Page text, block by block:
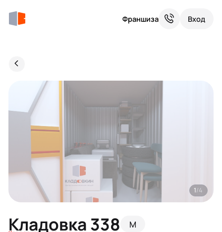
Франшиза Вход
Кладовка 338 M
1/4